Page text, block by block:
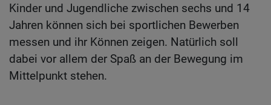
Kinder und Jugendliche zwischen sechs und 14
Jahren können sich bei sportlichen Bewerben
messen und ihr Können zeigen. Natürlich soll
dabei vor allem der Spaß an der Bewegung im
Mittelpunkt stehen.